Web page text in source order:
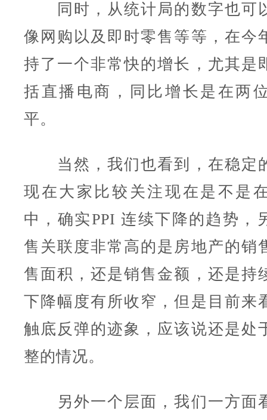
同时，从统计局的数字也可
像网购以及即时零售等等，在今
持了一个非常快的增长，尤其是
括直播电商，同比增长是在两
平。
当然，我们也看到，在稳定
现在大家比较关注现在是不是
中，确实PPI 连续下降的趋势，
售关联度非常高的是房地产的销
售面积，还是销售金额，还是持
下降幅度有所收窄，但是目前来
触底反弹的迹象，应该说还是处
整的情况。
另外一个层面，我们一方面